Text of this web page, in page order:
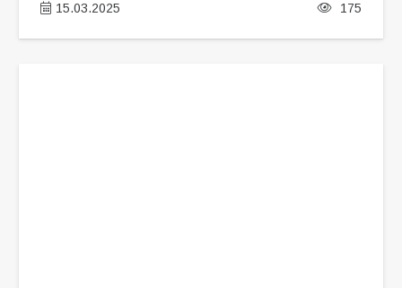
15.03.2025 175